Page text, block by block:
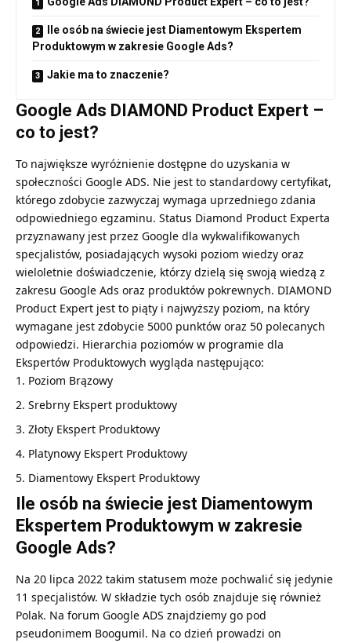
Ile osób na świecie jest Diamentowym Ekspertem
Produktowym w zakresie Google Ads?
Jakie ma to znaczenie?
Google Ads DIAMOND Product Expert –
co to jest?
To największe wyróżnienie dostępne do uzyskania w
społeczności Google ADS. Nie jest to standardowy certyfikat,
którego zdobycie zazwyczaj wymaga uprzedniego zdania
odpowiedniego egzaminu. Status Diamond Product Experta
przyznawany jest przez Google dla wykwalifikowanych
specjalistów, posiadających wysoki poziom wiedzy oraz
wieloletnie doświadczenie, którzy dzielą się swoją wiedzą z
zakresu Google Ads oraz produktów pokrewnych. DIAMOND
Product Expert jest to piąty i najwyższy poziom, na który
wymagane jest zdobycie 5000 punktów oraz 50 polecanych
odpowiedzi. Hierarchia poziomów w programie dla
Ekspertów Produktowych wygląda następująco:
Poziom Brązowy
Srebrny Ekspert produktowy
Złoty Ekspert Produktowy
Platynowy Ekspert Produktowy
Diamentowy Ekspert Produktowy
Ile osób na świecie jest Diamentowym
Ekspertem Produktowym w zakresie
Google Ads?
Na 20 lipca 2022 takim statusem może pochwalić się jedynie
11 specjalistów. W składzie tych osób znajduje się również
Polak. Na forum Google ADS znajdziemy go pod
pseudonimem Boogumil. Na co dzień prowadzi on